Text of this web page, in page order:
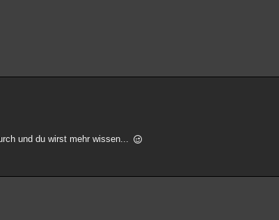
und du wirst mehr wissen...